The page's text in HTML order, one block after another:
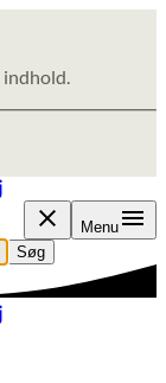
Menu
Søg